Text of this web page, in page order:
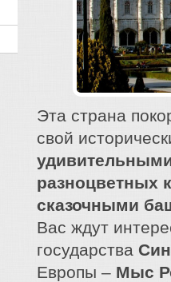
Эта страна
свой
разноцветных
сказочными
Вас ждут
государства
Европы – Мыс